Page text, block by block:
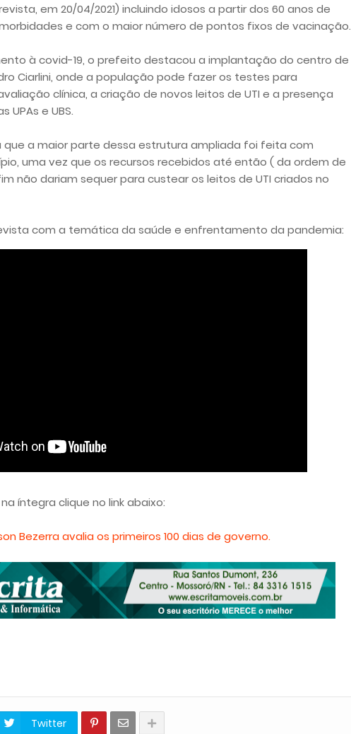
em 20/04/2021) incluindo idosos a partir dos 60 anos de
e com o maior número de pontos fixos de vacinação.
à covid-19, o prefeito destacou a implantação do centro de
Ciarlini, onde a população pode fazer os testes para
clínica, a criação de novos leitos de UTI e a presença
e UBS.
que a maior parte dessa estrutura ampliada foi feita com
uma vez que os recursos recebidos até então ( da ordem de
não dariam sequer para custear os leitos de UTI criados no
com a temática da saúde e enfrentamento da pandemia:
íntegra clique no link abaixo:
Bezerra avalia os primeiros 100 dias de governo.
Twitter